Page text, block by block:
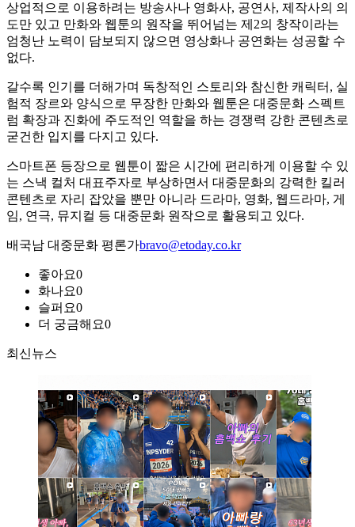
상업적으로 이용하려는 방송사나 영화사, 공연사, 제작사의 의
도만 있고 만화와 웹툰의 원작을 뛰어넘는 제2의 창작이라는
엄청난 노력이 담보되지 않으면 영상화나 공연화는 성공할 수
없다.
갈수록 인기를 더해가며 독창적인 스토리와 참신한 캐릭터, 실
험적 장르와 양식으로 무장한 만화와 웹툰은 대중문화 스펙트
럼 확장과 진화에 주도적인 역할을 하는 경쟁력 강한 콘텐츠로
굳건한 입지를 다지고 있다.
스마트폰 등장으로 웹툰이 짧은 시간에 편리하게 이용할 수 있
는 스낵 컬처 대표주자로 부상하면서 대중문화의 강력한 킬러
콘텐츠로 자리 잡았을 뿐만 아니라 드라마, 영화, 웹드라마, 게
임, 연극, 뮤지컬 등 대중문화 원작으로 활용되고 있다.
배국남 대중문화 평론가bravo@etoday.co.kr
좋아요0
화나요0
슬퍼요0
더 궁금해요0
최신뉴스